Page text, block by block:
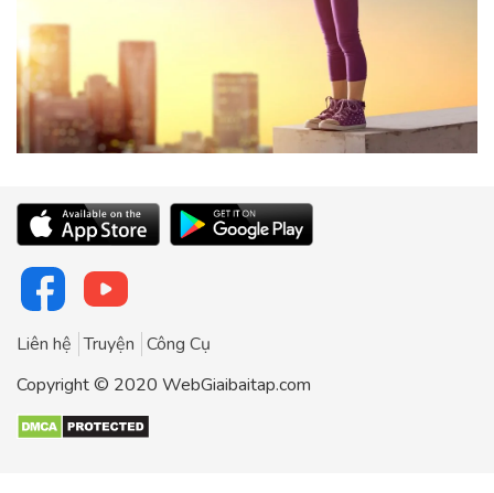
Liên hệ Truyện Công Cụ
Copyright © 2020 WebGiaibaitap.com